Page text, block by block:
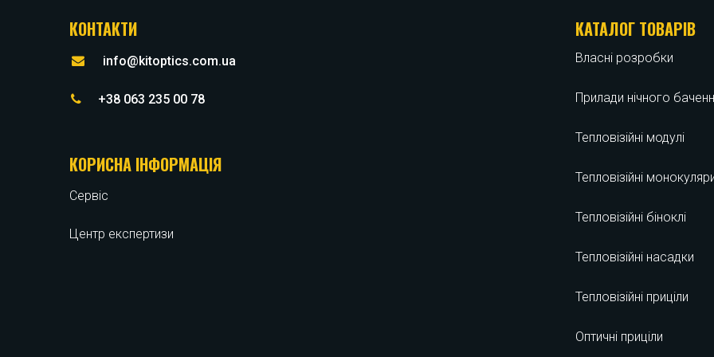
КОНТАКТИ
info@kitoptics.com.ua
+38 063 235 00 78
КОРИСНА ІНФОРМАЦІЯ
Сервіс
Центр експертизи
КАТАЛОГ ТОВАРІВ
Власні розробки
Прилади нічного
Тепловізійні модулі
Тепловізійні
Тепловізійні біноклі
Тепловізійні насадки
Тепловізійні приціли
Оптичні приціли